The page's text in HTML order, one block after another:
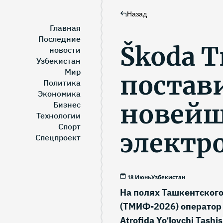
Главная
Последние
новости
Узбекистан
Мир
Политика
Экономика
Бизнес
Технологии
Спорт
Спецпроект
Назад
Škoda
18 ИюньУзбекистан
На полях
(ТМИФ-2026) оператор
Atrofida Yo‘lovchi